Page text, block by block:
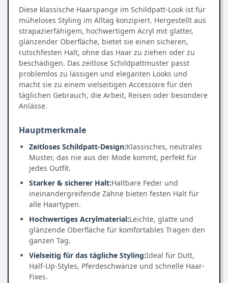
Diese klassische Haarspange im Schildpatt-Look ist für
müheloses Styling im Alltag konzipiert. Hergestellt aus
strapazierfähigem, hochwertigem Acryl mit glatter,
glänzender Oberfläche, bietet sie einen sicheren,
rutschfesten Halt, ohne das Haar zu ziehen oder zu
beschädigen. Das zeitlose Schildpattmuster passt
problemlos zu lässigen und eleganten Looks und
macht sie zu einem vielseitigen Accessoire für den
täglichen Gebrauch, die Arbeit, Reisen oder besondere
Anlässe.
Hauptmerkmale
Zeitloses Schildpatt-Design:Klassisches, neutrales
Muster, das nie aus der Mode kommt, perfekt für
jedes Outfit.
Starker & sicherer Halt:Haltbare Feder und
ineinandergreifende Zähne bieten festen Halt für
alle Haartypen.
Hochwertiges Acrylmaterial:Leichte, glatte und
glänzende Oberfläche für komfortables Tragen den
ganzen Tag.
Vielseitig für das tägliche Styling:Ideal für Dutt,
Half-Up-Styles, Pferdeschwänze und schnelle Haar-
Fixes.